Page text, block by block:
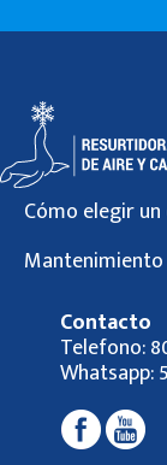
Cómo elegir
Contacto
Telefono:
Whatsapp: